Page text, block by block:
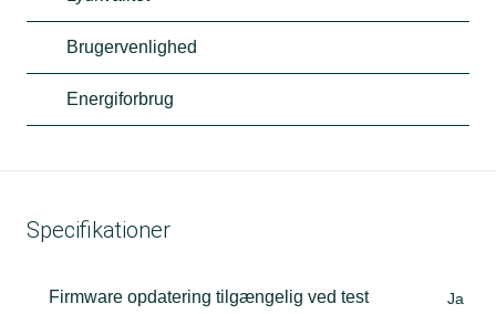
Brugervenlighed
Energiforbrug
Specifikationer
Firmware opdatering tilgængelig ved test Ja